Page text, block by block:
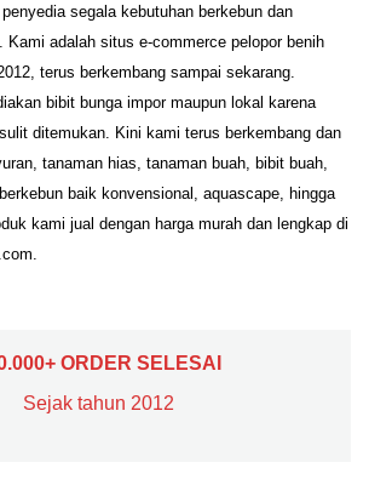
segala kebutuhan berkebun dan
Kami adalah situs e-commerce pelopor benih
terus berkembang sampai sekarang.
bibit bunga impor maupun lokal karena
ditemukan. Kini kami terus berkembang dan
tanaman hias, tanaman buah, bibit buah,
baik konvensional, aquascape, hingga
kami jual dengan harga murah dan lengkap di
ORDER SELESAI
Sejak tahun 2012